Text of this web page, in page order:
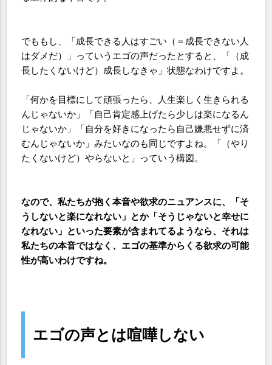
でももし、「成長できる人はすごい（＝成長できない人
はダメだ）」っていうエゴの声だったとすると、「（成
長したくないけど）成長しなきゃ」状態なわけですよ。
「何かを目標にして頑張ったら、人生楽しく生きられる
んじゃないか」「自己肯定感上げたら少しは楽になるん
じゃないか」「自分を好きになったら自己嫌悪せずに済
むんじゃないか」みたいなのも同じですよね。「（やり
たくないけど）やらないと」っていう構図。
なので、私たちが抱く本音や欲求のニュアンスに、「そ
うしないと楽になれない」とか「そうじゃないと幸せに
なれない」といった要素が含まれてるようなら、それは
私たちの本音ではなく、エゴの基準からくる欲求の可能
性が高いわけですね。
エゴの声とは喧嘩しない